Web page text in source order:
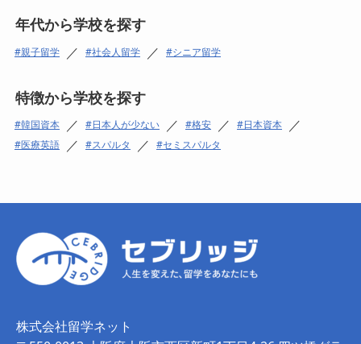
年代から学校を探す
親子留学 ／ 社会人留学 ／ シニア留学
特徴から学校を探す
韓国資本 ／ 日本人が少ない ／ 格安 ／ 日本資本 ／
医療英語 ／ スパルタ ／ セミスパルタ
株式会社留学ネット